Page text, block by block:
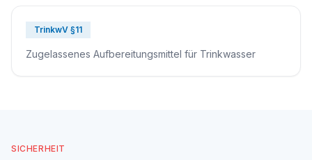
TrinkwV §11
Zugelassenes Aufbereitungsmittel für Trinkwasser
SICHERHEIT